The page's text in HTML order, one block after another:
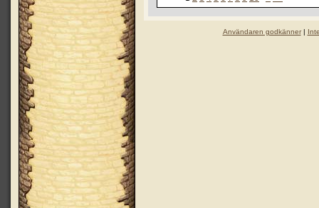
Användaren godkänner|